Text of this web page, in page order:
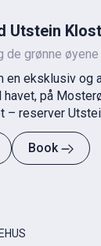
Utstein
de grønne øyene
en eksklusiv og
på
– reserver
bryggen!
Book